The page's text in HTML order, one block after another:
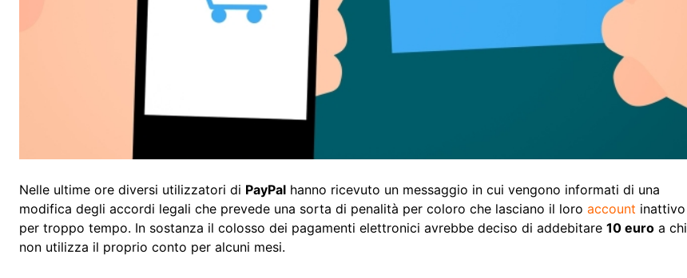
Nelle ultime ore diversi utilizzatori di PayPal hanno ricevuto un messaggio in cui vengono informati di una
modifica degli accordi legali che prevede una sorta di penalità per coloro che lasciano il loro account inattivo
per troppo tempo. In sostanza il colosso dei pagamenti elettronici avrebbe deciso di addebitare 10 euro a chi
non utilizza il proprio conto per alcuni mesi.